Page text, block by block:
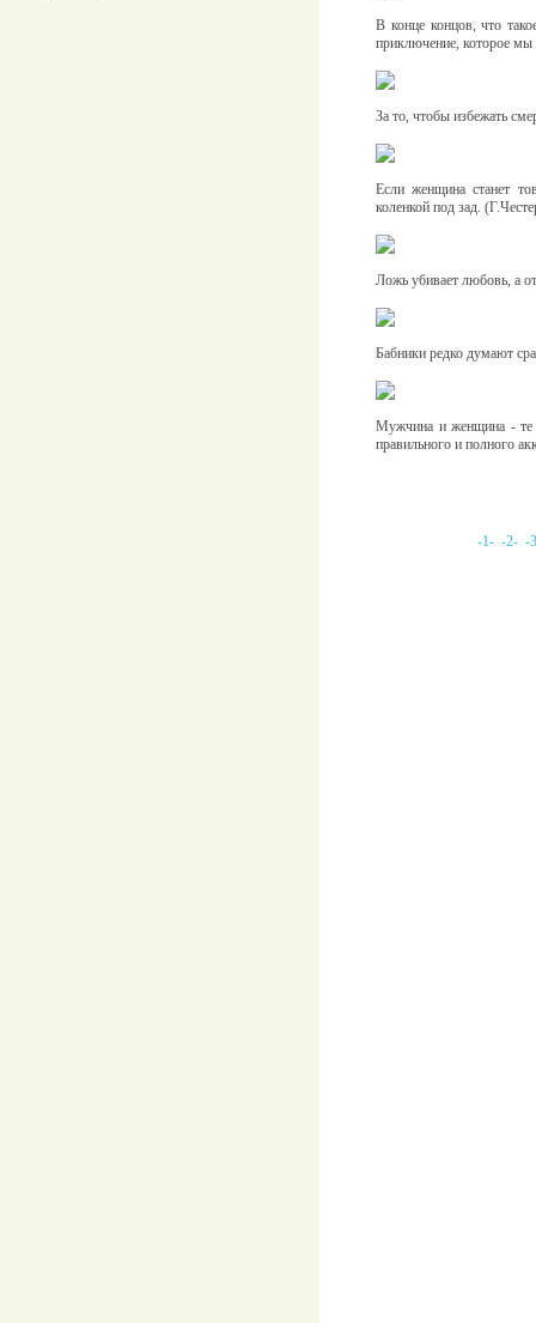
В конце концов, что
приключение, которое
За то, чтобы избежать
Если женщина станет
коленкой под зад.
Ложь убивает любовь, а
Бабники редко думают
Мужчина и женщина - те
правильного и полного
-1- -2- -